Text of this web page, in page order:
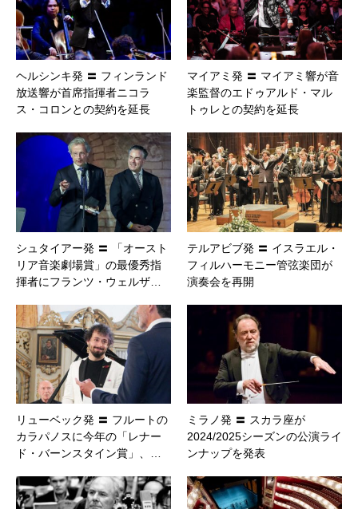
ヘルシンキ発 〓 フィンランド
放送響が首席指揮者ニコラ
ス・コロンとの契約を延長
マイアミ発 〓 マイアミ響が音
楽監督のエドゥアルド・マル
トゥレとの契約を延長
シュタイアー発 〓 「オースト
リア音楽劇場賞」の最優秀指
揮者にフランツ・ウェルザ…
テルアビブ発 〓 イスラエル・
フィルハーモニー管弦楽団が
演奏会を再開
リューベック発 〓 フルートの
カラパノスに今年の「レナー
ド・バーンスタイン賞」、…
ミラノ発 〓 スカラ座が
2024/2025シーズンの公演ライ
ンナップを発表